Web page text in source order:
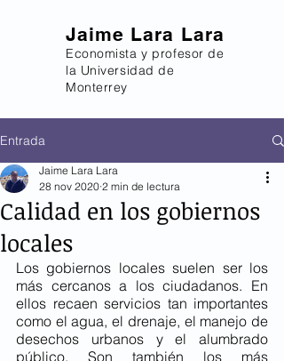
Jaime Lara Lara
Economista y profesor de
la Universidad de
Monterrey
Entrada
Calidad en los gobiernos
locales
Jaime Lara Lara
28 nov 2020 2 min de lectura
Los gobiernos locales suelen ser los
más cercanos a los ciudadanos. En
ellos recaen servicios tan importantes
como el agua, el drenaje, el manejo de
desechos urbanos y el alumbrado
público. Son también los más